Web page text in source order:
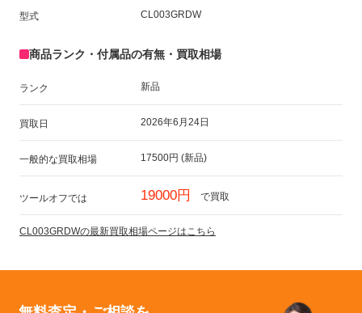
型式 CL003GRDW
商品ランク・付属品の有無・買取相場
ランク 新品
買取日 2026年6月24日
一般的な買取相場 17500円 (新品)
ツールオフでは 19000円 で買取
CL003GRDWの最新買取相場ページはこちら